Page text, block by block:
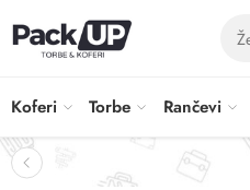
Koferi Torbe Rančevi